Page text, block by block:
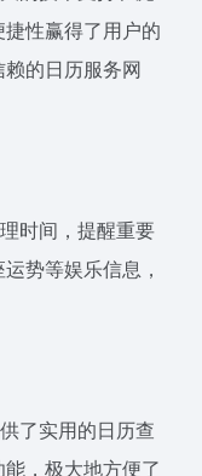
性赢得了用户的
的日历服务网
时间，提醒重要
势等娱乐信息，
了实用的日历查
，极大地方便了